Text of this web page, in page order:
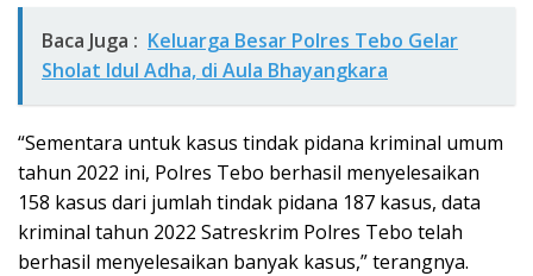
Baca Juga : Keluarga Besar Polres Tebo Gelar
Sholat Idul Adha, di Aula Bhayangkara
“Sementara untuk kasus tindak pidana kriminal umum
tahun 2022 ini, Polres Tebo berhasil menyelesaikan
158 kasus dari jumlah tindak pidana 187 kasus, data
kriminal tahun 2022 Satreskrim Polres Tebo telah
berhasil menyelesaikan banyak kasus,” terangnya.